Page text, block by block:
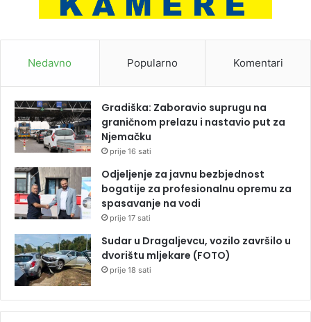
Nedavno Popularno Komentari
Gradiška: Zaboravio suprugu na
graničnom prelazu i nastavio put za
Njemačku
prije 16 sati
Odjeljenje za javnu bezbjednost
bogatije za profesionalnu opremu za
spasavanje na vodi
prije 17 sati
Sudar u Dragaljevcu, vozilo završilo u
dvorištu mljekare (FOTO)
prije 18 sati